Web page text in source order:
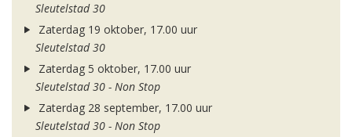
Sleutelstad 30
Zaterdag 19 oktober, 17.00 uur
Sleutelstad 30
Zaterdag 5 oktober, 17.00 uur
Sleutelstad 30 - Non Stop
Zaterdag 28 september, 17.00 uur
Sleutelstad 30 - Non Stop